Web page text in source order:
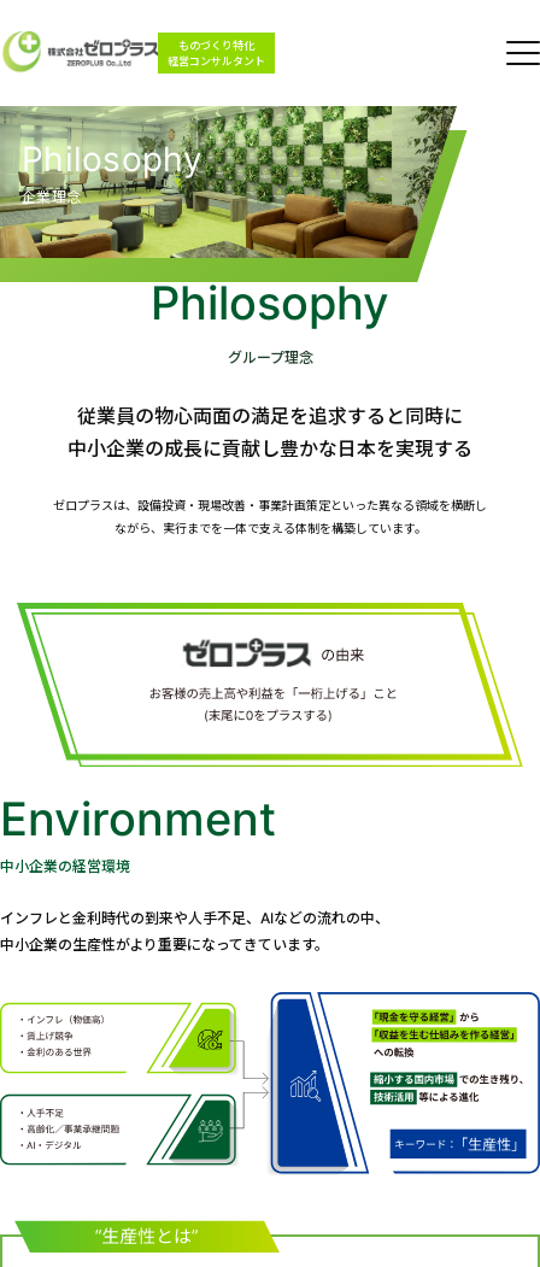
ものづくり特化
経営コンサルタント
Philosophy
企業理念
Philosophy
グループ理念
従業員の物心両面の満足を追求すると同時に
中小企業の成長に貢献し豊かな日本を実現する
ゼロプラスは、設備投資・現場改善・事業計画策定といった異なる領域を横断し
ながら、実行までを一体で支える体制を構築しています。
Environment
中小企業の経営環境
インフレと金利時代の到来や人手不足、AIなどの流れの中、
中小企業の生産性がより重要になってきています。